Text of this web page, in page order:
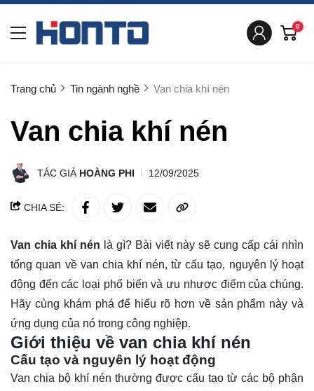
0
Trang chủ Tin ngành nghề Van chia khí nén
Van chia khí nén
TÁC GIẢ HOÀNG PHI 12/09/2025
CHIA SẺ:
Van chia khí nén là gì? Bài viết này sẽ cung cấp cái nhìn
tổng quan về van chia khí nén, từ cấu tạo, nguyên lý hoạt
động đến các loại phổ biến và ưu nhược điểm của chúng.
Hãy cùng khám phá để hiểu rõ hơn về sản phẩm này và
ứng dụng của nó trong công nghiệp.
Giới thiệu về van chia khí nén
Cấu tạo và nguyên lý hoạt động
Van chia bộ khí nén thường được cấu tạo từ các bộ phận